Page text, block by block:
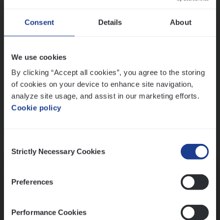
Consent Details About
We use cookies
By clicking “Accept all cookies”, you agree to the storing
of cookies on your device to enhance site navigation,
analyze site usage, and assist in our marketing efforts.
Cookie policy
Selection
Strictly Necessary Cookies
Preferences
Performance Cookies
Ons sollicitatieproces